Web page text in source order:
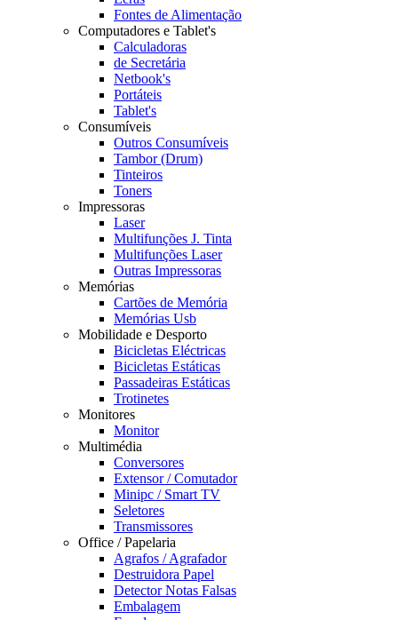
Fontes de Alimentação
Computadores e Tablet's
Calculadoras
de Secretária
Netbook's
Portáteis
Tablet's
Consumíveis
Outros Consumíveis
Tambor (Drum)
Tinteiros
Toners
Impressoras
Laser
Multifunções J. Tinta
Multifunções Laser
Outras Impressoras
Memórias
Cartões de Memória
Memórias Usb
Mobilidade e Desporto
Bicicletas Eléctricas
Bicicletas Estáticas
Passadeiras Estáticas
Trotinetes
Monitores
Monitor
Multimédia
Conversores
Extensor / Comutador
Minipc / Smart TV
Seletores
Transmissores
Office / Papelaria
Agrafos / Agrafador
Destruidora Papel
Detector Notas Falsas
Embalagem